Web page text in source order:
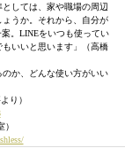
しては、家や職場の周辺
うか。それから、自分が
。LINEをいつも使ってい
いいと思います」（高橋
か、どんな使い方がいい
り）